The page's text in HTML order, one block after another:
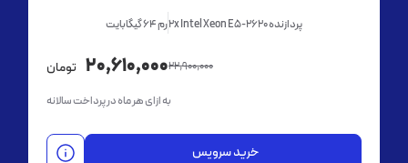
پردازنده 2x Intel Xeon E5-2620 رم 64 گیگابایت
20,610,000 تومان 22,900,000
به ازای هر ماه در پرداخت سالانه
خرید سرویس